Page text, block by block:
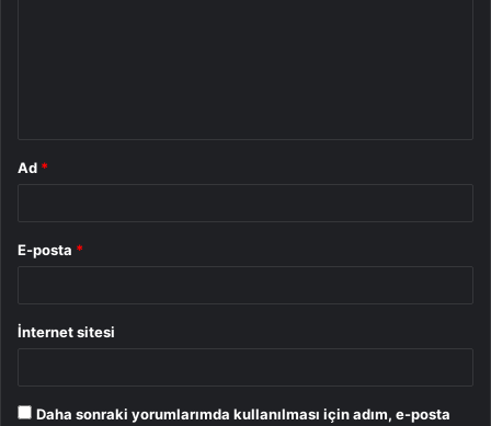
Ad *
E-posta *
İnternet sitesi
Daha sonraki yorumlarımda kullanılması için adım, e-posta